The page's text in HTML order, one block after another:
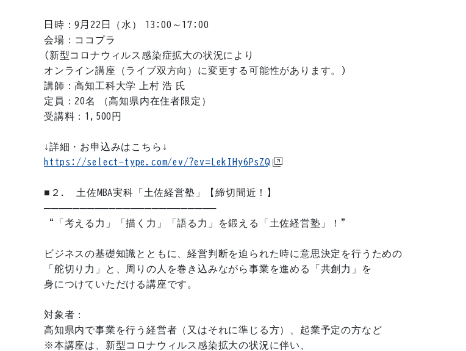
日時：9月22日（水） 13:00～17:00
会場：ココプラ
(新型コロナウィルス感染症拡大の状況により
オンライン講座（ライブ双方向）に変更する可能性があります。)
講師：高知工科大学 上村 浩 氏
定員：20名 （高知県内在住者限定）
受講料：1,500円
↓詳細・お申込みはこちら↓
https://select-type.com/ev/?ev=LekIHy6PsZQ
■２. 土佐MBA実科「土佐経営塾」【締切間近！】
────────────────────────
“「考える力」「描く力」「語る力」を鍛える「土佐経営塾」！”
ビジネスの基礎知識とともに、経営判断を迫られた時に意思決定を行うための
「舵切り力」と、周りの人を巻き込みながら事業を進める「共創力」を
身につけていただける講座です。
対象者：
高知県内で事業を行う経営者（又はそれに準じる方）、起業予定の方など
※本講座は、新型コロナウィルス感染拡大の状況に伴い、